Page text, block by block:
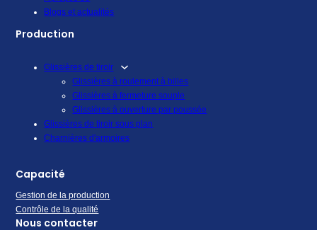
Blogs et actualités
Production
Glissières de tiroir
Glissières à roulement à billes
Glissières à fermeture souple
Glissières à ouverture par poussée
Glissières de tiroir sous plan
Charnières d'armoires
Capacité
Gestion de la production
Contrôle de la qualité
Nous contacter